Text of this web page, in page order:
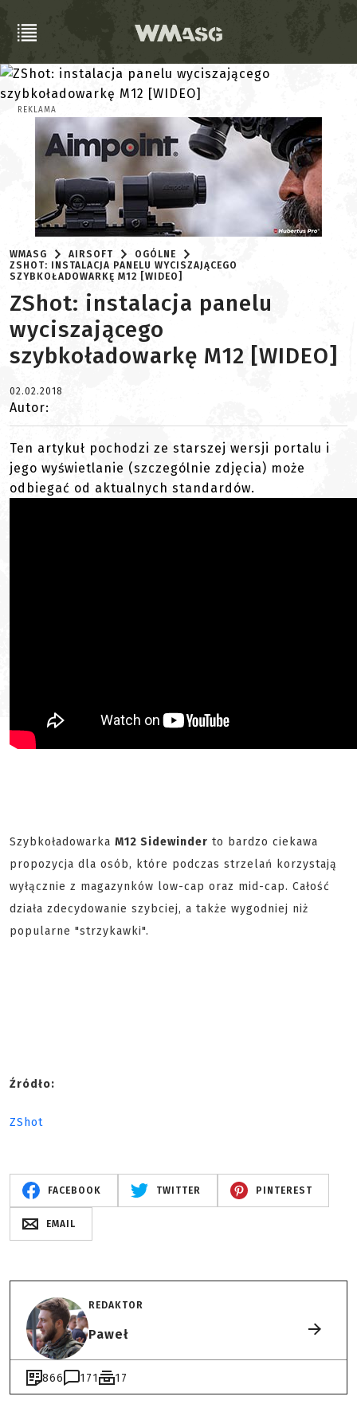
REKLAMA
WMASG AIRSOFT
OGÓLNE
ZSHOT: INSTALACJA PANELU WYCISZAJĄCEGO
SZYBKOŁADOWARKĘ M12 [WIDEO]
ZShot: instalacja panelu
wyciszającego
szybkoładowarkę M12 [WIDEO]
02.02.2018
Autor:
Ten artykuł pochodzi ze starszej wersji portalu i
jego wyświetlanie (szczególnie zdjęcia) może
odbiegać od aktualnych standardów.
Szybkoładowarka M12 Sidewinder to bardzo ciekawa
propozycja dla osób, które podczas strzelań korzystają
wyłącznie z magazynków low-cap oraz mid-cap. Całość
działa zdecydowanie szybciej, a także wygodniej niż
popularne "strzykawki".
Źródło:
ZShot
FACEBOOK TWITTER PINTEREST
EMAIL
REDAKTOR
Paweł
866 171 17